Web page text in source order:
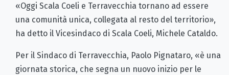
«Oggi Scala Coeli e Terravecchia tornano ad essere
una comunità unica, collegata al resto del territorio»,
ha detto il Vicesindaco di Scala Coeli, Michele Cataldo.
Per il Sindaco di Terravecchia, Paolo Pignataro, «è una
giornata storica, che segna un nuovo inizio per le